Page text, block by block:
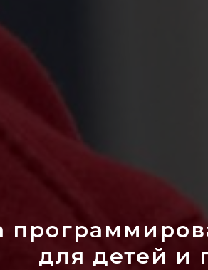
для детей и